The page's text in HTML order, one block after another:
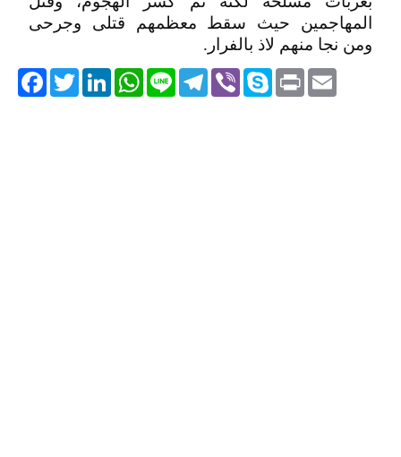
المهاجمين حيث سقط معظمهم قتلى وجرحى
ومن نجا منهم لاذ بالفرار.
TwitterLinkedIn
WhatsApp Line
Telegram ViberSkype PrintEmail